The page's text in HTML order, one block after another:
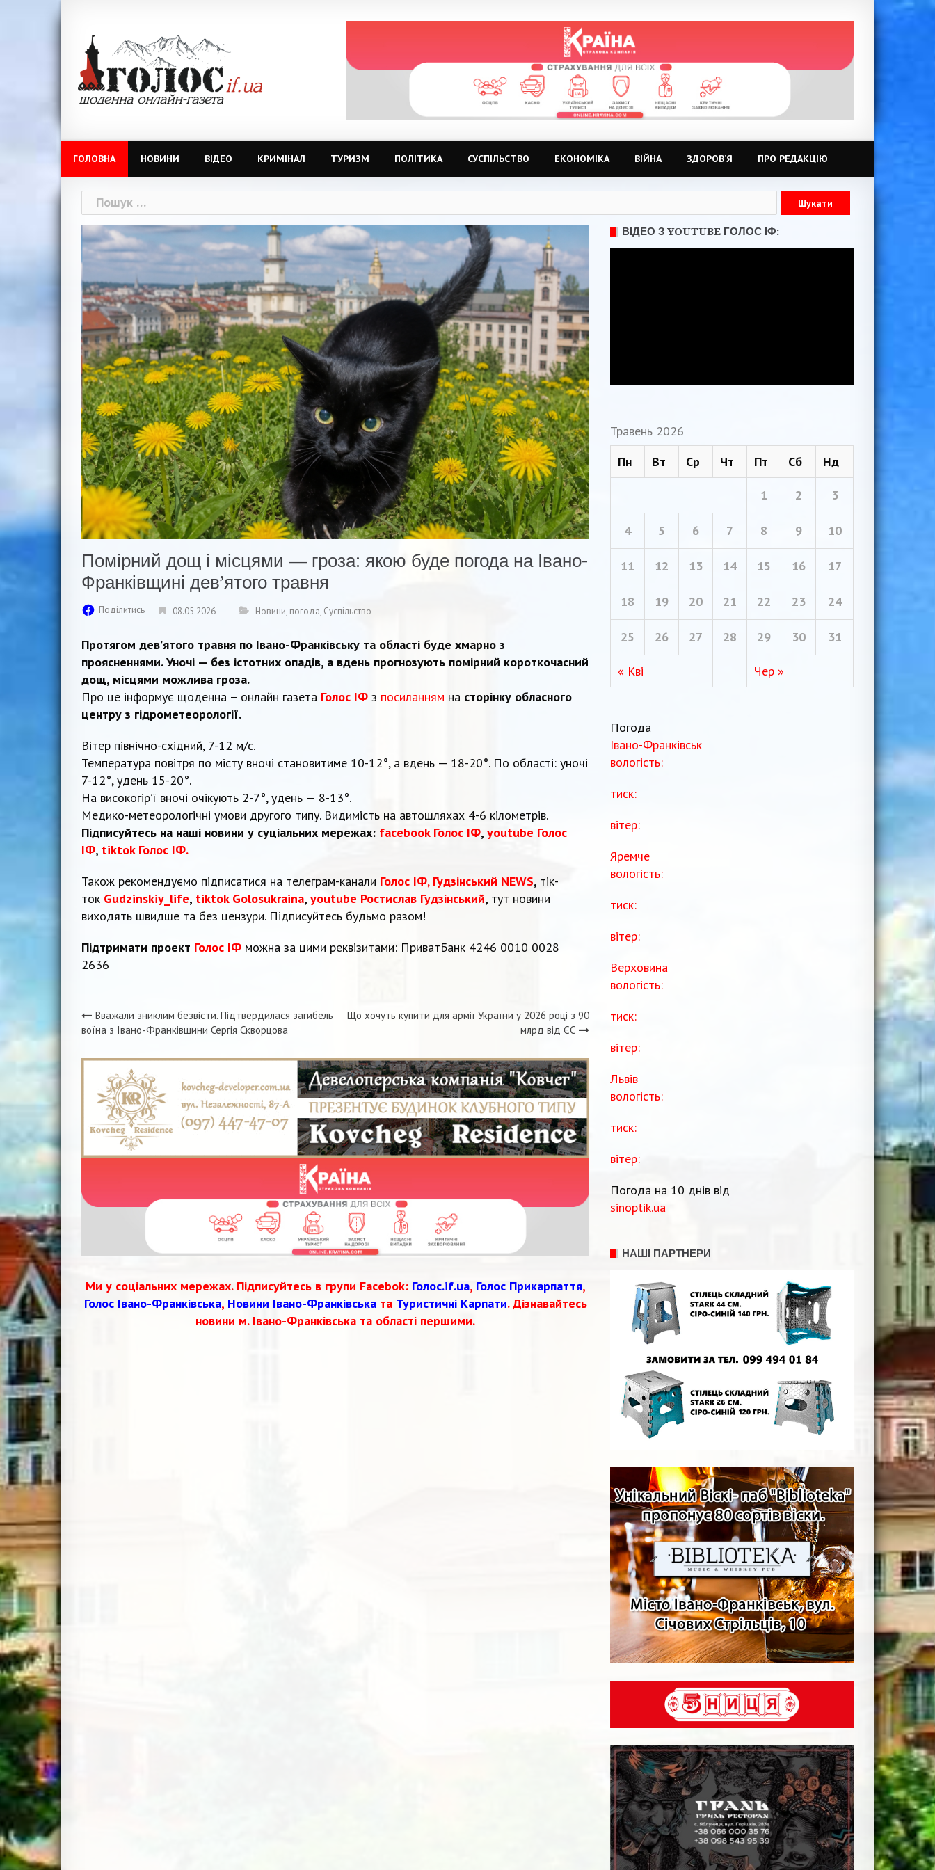
ГОЛОВНА НОВИНИ ВІДЕО КРИМІНАЛ ТУРИЗМ ПОЛІТИКА СУСПІЛЬСТВО ЕКОНОМІКА ВІЙНА ЗДОРОВ’Я ПРО РЕДАКЦІЮ
Пошук:
Помірний дощ і місцями — гроза: якою буде погода на Івано-
Франківщині дев’ятого травня
Поділитись 08.05.2026 Новини, погода, Суспільство
Протягом дев’ятого травня по Івано-Франківську та області буде хмарно з
проясненнями. Уночі — без істотних опадів, а вдень прогнозують помірний короткочасний
дощ, місцями можлива гроза.
Про це інформує щоденна – онлайн газета Голос ІФ з посиланням на сторінку обласного
центру з гідрометеорології.
Вітер північно-східний, 7-12 м/с.
Температура повітря по місту вночі становитиме 10-12°, а вдень — 18-20°. По області: уночі
7-12°, удень 15-20°.
На високогір’ї вночі очікують 2-7°, удень — 8-13°.
Медико-метеорологічні умови другого типу. Видимість на автошляхах 4-6 кілометрів.
Підписуйтесь на наші новини у суціальних мережах: facebook Голос ІФ, youtube Голос
ІФ, tiktok Голос ІФ.
Також рекомендуємо підписатися на телеграм-канали Голос ІФ, Гудзінський NEWS, тік-
ток Gudzinskiy_life, tiktok Golosukraina, youtube Ростислав Гудзінський, тут новини
виходять швидше та без цензури. Підписуйтесь будьмо разом!
Підтримати проект Голос ІФ можна за цими реквізитами: ПриватБанк 4246 0010 0028
2636
Навігація
записів
Вважали зниклим безвісти. Підтвердилася загибель
воїна з Івано-Франківщини Сергія Скворцова
Що хочуть купити для армії України у 2026 році з 90
млрд від ЄС
Ми у соціальних мережах. Підписуйтесь в групи Facebok: Голос.if.ua, Голос Прикарпаття,
Голос Івано-Франківська, Новини Івано-Франківськата Туристичні Карпати. Дізнавайтесь
новини м. Івано-Франківська та області першими.
ВІДЕО З YOUTUBE ГОЛОС ІФ:
Травень 2026
Пн
Вт Ср Чт Пт Сб Нд
« Кві Чер »
1 2 3
4 5 6 7 8 9 10
11 12 13 14 15 16 17
18 19 20 21 22 23 24
25 26 27 28 29 30 31
Погода
Івано-Франківськ
вологість:
тиск:
вітер:
Яремче
вологість:
тиск:
вітер:
Верховина
вологість:
тиск:
вітер:
Львів
вологість:
тиск:
вітер:
Погода на 10 днів від
sinoptik.ua
НАШІ ПАРТНЕРИ